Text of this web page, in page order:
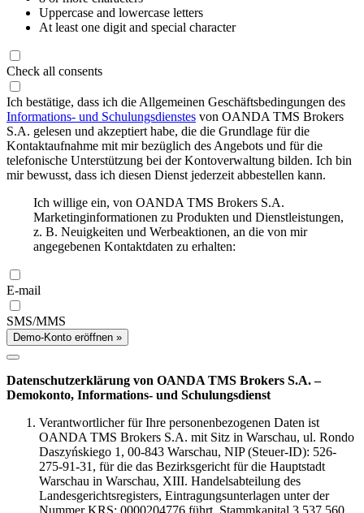
Uppercase and lowercase letters
At least one digit and special character
Check all consents
Ich bestätige, dass ich die Allgemeinen Geschäftsbedingungen des
Informations- und Schulungsdienstes von OANDA TMS Brokers
S.A. gelesen und akzeptiert habe, die die Grundlage für die
Kontaktaufnahme mit mir bezüglich des Angebots und für die
telefonische Unterstützung bei der Kontoverwaltung bilden. Ich bin
mir bewusst, dass ich diesen Dienst jederzeit abbestellen kann.
Ich willige ein, von OANDA TMS Brokers S.A.
Marketinginformationen zu Produkten und Dienstleistungen,
z. B. Neuigkeiten und Werbeaktionen, an die von mir
angegebenen Kontaktdaten zu erhalten:
E-mail
SMS/MMS
Demo-Konto eröffnen »
Datenschutzerklärung von OANDA TMS Brokers S.A. –
Demokonto, Informations- und Schulungsdienst
Verantwortlicher für Ihre personenbezogenen Daten ist
OANDA TMS Brokers S.A. mit Sitz in Warschau, ul. Rondo
Daszyńskiego 1, 00-843 Warschau, NIP (Steuer-ID): 526-
275-91-31, für die das Bezirksgericht für die Hauptstadt
Warschau in Warschau, XIII. Handelsabteilung des
Landesgerichtsregisters, Eintragungsunterlagen unter der
Nummer KRS: 0000204776 führt, Stammkapital 3 537 560